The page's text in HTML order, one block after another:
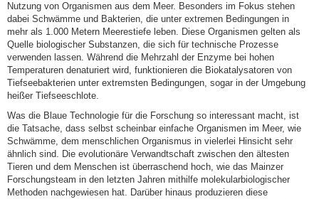
Nutzung von Organismen aus dem Meer. Besonders im Fokus stehen
dabei Schwämme und Bakterien, die unter extremen Bedingungen in
mehr als 1.000 Metern Meerestiefe leben. Diese Organismen gelten als
Quelle biologischer Substanzen, die sich für technische Prozesse
verwenden lassen. Während die Mehrzahl der Enzyme bei hohen
Temperaturen denaturiert wird, funktionieren die Biokatalysatoren von
Tiefseebakterien unter extremsten Bedingungen, sogar in der Umgebung
heißer Tiefseeschlote.
Was die Blaue Technologie für die Forschung so interessant macht, ist
die Tatsache, dass selbst scheinbar einfache Organismen im Meer, wie
Schwämme, dem menschlichen Organismus in vielerlei Hinsicht sehr
ähnlich sind. Die evolutionäre Verwandtschaft zwischen den ältesten
Tieren und dem Menschen ist überraschend hoch, wie das Mainzer
Forschungsteam in den letzten Jahren mithilfe molekularbiologischer
Methoden nachgewiesen hat. Darüber hinaus produzieren diese